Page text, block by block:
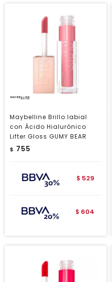
Maybelline Brillo labial
con Ácido Hialurónico
Lifter Gloss GUMY BEAR
$ 755
$ 529
$ 604